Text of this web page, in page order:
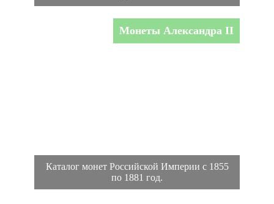
Монеты Александра II
Каталог монет Российской Империи с 1855
по 1881 год.